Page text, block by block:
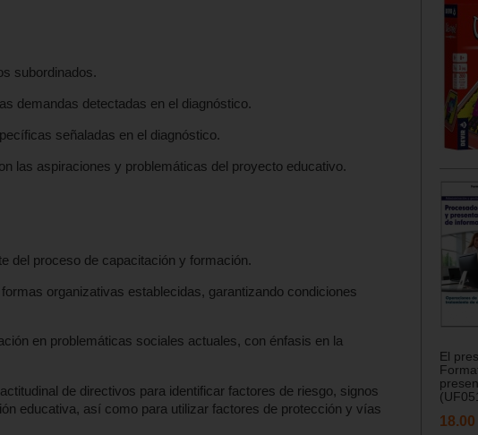
subordinados.
demandas detectadas en el diagnóstico.
señaladas en el diagnóstico.
las aspiraciones y problemáticas del proyecto educativo.
del proceso de capacitación y formación.
organizativas establecidas, garantizando condiciones
en problemáticas sociales actuales, con énfasis en la
de directivos para identificar factores de riesgo, signos
educativa, así como para utilizar factores de protección y vías
El
18.00